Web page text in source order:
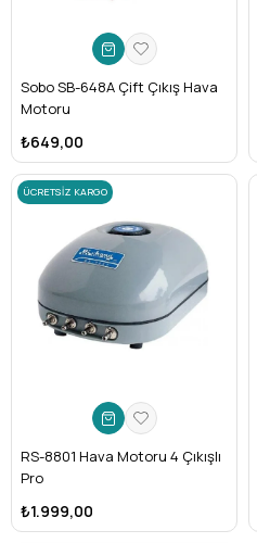
Sobo SB-648A Çift Çıkış Hava
Motoru
₺649,00
RS-8801 Hava Motoru 4 Çıkışlı
Pro
₺1.999,00
ÜCRETSIZ KARGO